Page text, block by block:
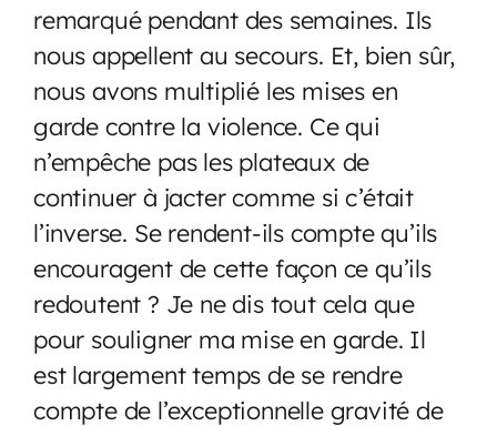
remarqué pendant des semaines. Ils
nous appellent au secours. Et, bien sûr,
nous avons multiplié les mises en
garde contre la violence. Ce qui
n’empêche pas les plateaux de
continuer à jacter comme si c’était
l’inverse. Se rendent-ils compte qu’ils
encouragent de cette façon ce qu’ils
redoutent ? Je ne dis tout cela que
pour souligner ma mise en garde. Il
est largement temps de se rendre
compte de l’exceptionnelle gravité de